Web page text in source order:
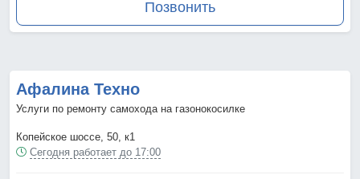
Позвонить
Афалина Техно
Услуги по ремонту самохода на газонокосилке
Копейское шоссе, 50, к1
Сегодня работает до 17:00